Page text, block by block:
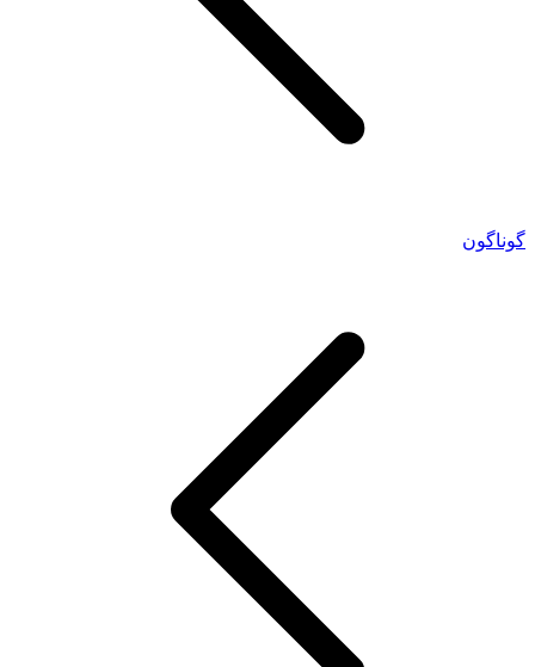
گوناگون